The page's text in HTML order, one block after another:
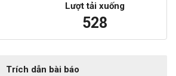
Lượt tải xuống
528
Trích dẫn bài báo